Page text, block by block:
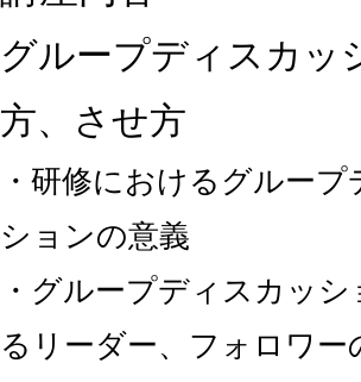
グループディスカッ
方、させ方
・研修におけるグループ
ションの意義
・グループディスカッ
るリーダー、フォロワー